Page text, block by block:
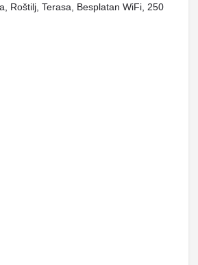
Roštilj, Terasa, Besplatan WiFi, 250